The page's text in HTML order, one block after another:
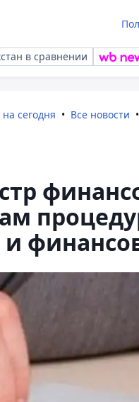
в сравнении
сегодня Все новости